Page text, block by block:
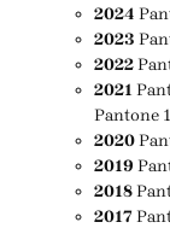
2024
2023
2022
2021
Pantone
2020
2019
2018
2017